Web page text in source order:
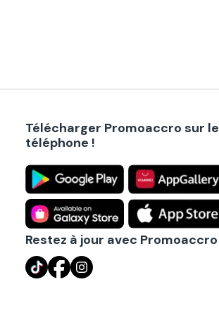
Télécharger Promoaccro sur le
téléphone !
Restez à jour avec Promoaccro